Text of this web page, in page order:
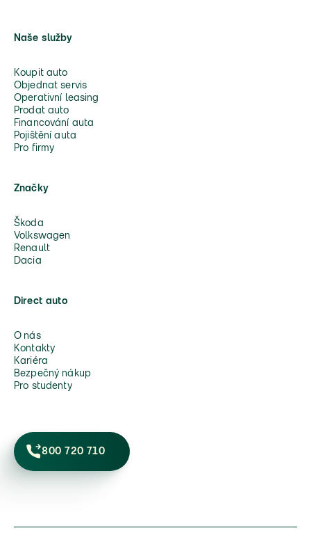
Naše služby
Koupit auto
Objednat servis
Operativní leasing
Prodat auto
Financování auta
Pojištění auta
Pro firmy
Značky
Škoda
Volkswagen
Renault
Dacia
Direct auto
O nás
Kontakty
Kariéra
Bezpečný nákup
Pro studenty
800 720 710